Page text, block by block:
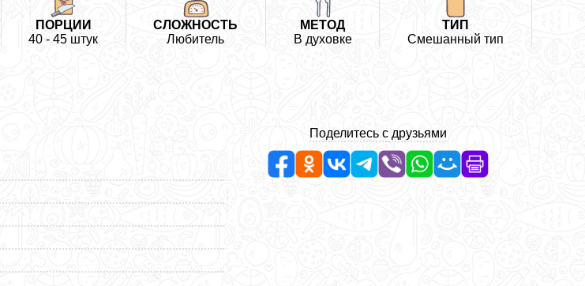
ПОРЦИИ
40 - 45 штук
СЛОЖНОСТЬ
Любитель
МЕТОД
В духовке
ТИП
Смешанный тип
Поделитесь с друзьями